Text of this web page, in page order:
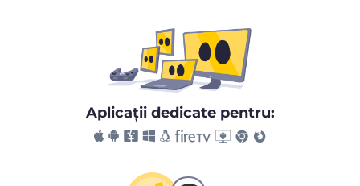
Aplicaţii dedicate pentru: